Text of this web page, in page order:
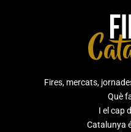
Fires, mercats,
Què
I el cap
Catalunya